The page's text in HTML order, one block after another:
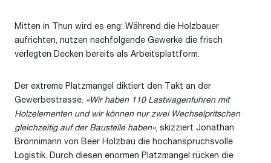
Mitten in Thun wird es eng: Während die Holzbauer
aufrichten, nutzen nachfolgende Gewerke die frisch
verlegten Decken bereits als Arbeitsplattform.
Der extreme Platzmangel diktiert den Takt an der
Gewerbestrasse. «Wir haben 110 Lastwagenfuhren mit
Holzelementen und wir können nur zwei Wechselpritschen
gleichzeitig auf der Baustelle haben», skizziert Jonathan
Brönnimann von Beer Holzbau die hochanspruchsvolle
Logistik. Durch diesen enormen Platzmangel rücken die